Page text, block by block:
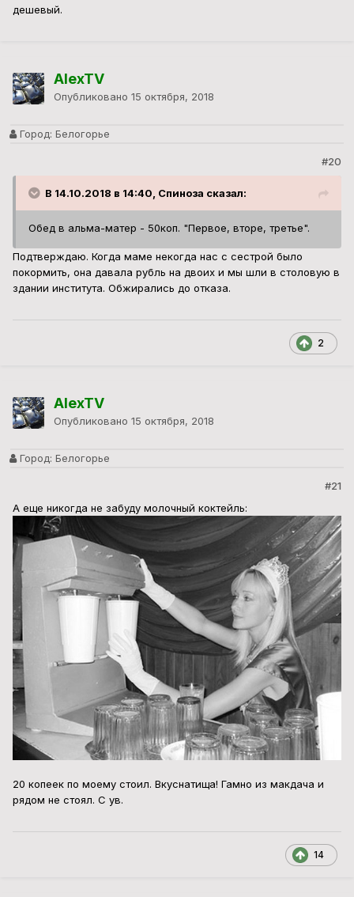
дешевый.
AlexTV
Опубликовано 15 октября, 2018
Город: Белогорье
#20
В 14.10.2018 в 14:40, Спиноза сказал:
Обед в альма-матер - 50коп. "Первое, вторе, третье".
Подтверждаю. Когда маме некогда нас с сестрой было
покормить, она давала рубль на двоих и мы шли в столовую в
здании института. Обжирались до отказа.
2
AlexTV
Опубликовано 15 октября, 2018
Город: Белогорье
#21
А еще никогда не забуду молочный коктейль:
20 копеек по моему стоил. Вкуснатища! Гамно из макдача и
рядом не стоял. С ув.
14